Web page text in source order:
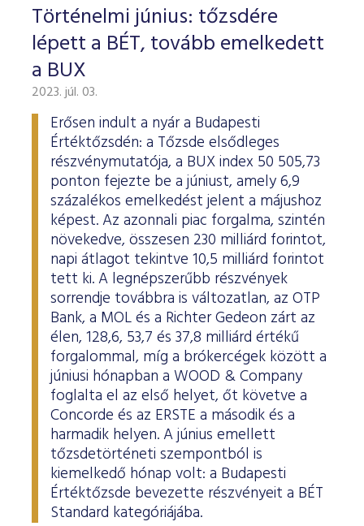
Történelmi június: tőzsdére
lépett a BÉT, tovább emelkedett
a BUX
2023. júl. 03.
Erősen indult a nyár a Budapesti
Értéktőzsdén: a Tőzsde elsődleges
részvénymutatója, a BUX index 50 505,73
ponton fejezte be a júniust, amely 6,9
százalékos emelkedést jelent a májushoz
képest. Az azonnali piac forgalma, szintén
növekedve, összesen 230 milliárd forintot,
napi átlagot tekintve 10,5 milliárd forintot
tett ki. A legnépszerűbb részvények
sorrendje továbbra is változatlan, az OTP
Bank, a MOL és a Richter Gedeon zárt az
élen, 128,6, 53,7 és 37,8 milliárd értékű
forgalommal, míg a brókercégek között a
júniusi hónapban a WOOD & Company
foglalta el az első helyet, őt követve a
Concorde és az ERSTE a második és a
harmadik helyen. A június emellett
tőzsdetörténeti szempontból is
kiemelkedő hónap volt: a Budapesti
Értéktőzsde bevezette részvényeit a BÉT
Standard kategóriájába.